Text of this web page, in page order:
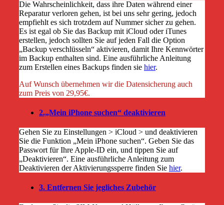
Die Wahrscheinlichkeit, dass ihre Daten während einer
Reparatur verloren gehen, ist bei uns sehr gering, jedoch
empfiehlt es sich trotzdem auf Nummer sicher zu gehen.
Es ist egal ob Sie das Backup mit iCloud oder iTunes
erstellen, jedoch sollten Sie auf jeden Fall die Option
„Backup verschlüsseln“ aktivieren, damit Ihre Kennwörter
im Backup enthalten sind. Eine ausführliche Anleitung
zum Erstellen eines Backups finden sie hier.
Auf Wunsch übernehmen wir die Datensicherung auch
zum Preis von 29,95€.
2.„Mein iPhone suchen“ deaktivieren
Gehen Sie zu Einstellungen > iCloud > und deaktivieren
Sie die Funktion „Mein iPhone suchen“. Geben Sie das
Passwort für Ihre Apple-ID ein, und tippen Sie auf
„Deaktivieren“. Eine ausführliche Anleitung zum
Deaktivieren der Aktivierungssperre finden Sie hier.
3. Entfernen Sie jegliches Zubehör